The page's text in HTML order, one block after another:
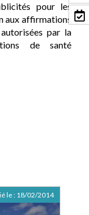
pour les
aux affirmations
par la
de santé
le : 18/02/2014